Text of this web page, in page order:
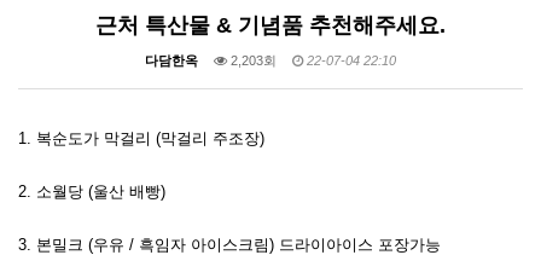
근처 특산물 & 기념품 추천해주세요.
다담한옥 2,203회 22-07-04 22:10
1. 복순도가 막걸리 (막걸리 주조장)
2. 소월당 (울산 배빵)
3. 본밀크 (우유 / 흑임자 아이스크림) 드라이아이스 포장가능